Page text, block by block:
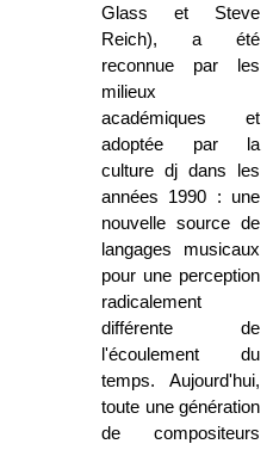
Glass et Steve
Reich), a été
reconnue par les
milieux
académiques et
adoptée par la
culture dj dans les
années 1990 : une
nouvelle source de
langages musicaux
pour une perception
radicalement
différente de
l'écoulement du
temps. Aujourd'hui,
toute une génération
de compositeurs